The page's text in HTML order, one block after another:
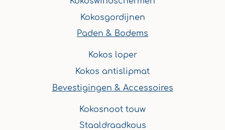
Kokosgordijnen
Paden & Bodems
Kokos loper
Kokos antislipmat
Bevestigingen & Accessoires
Kokosnoot touw
Staaldraadkous